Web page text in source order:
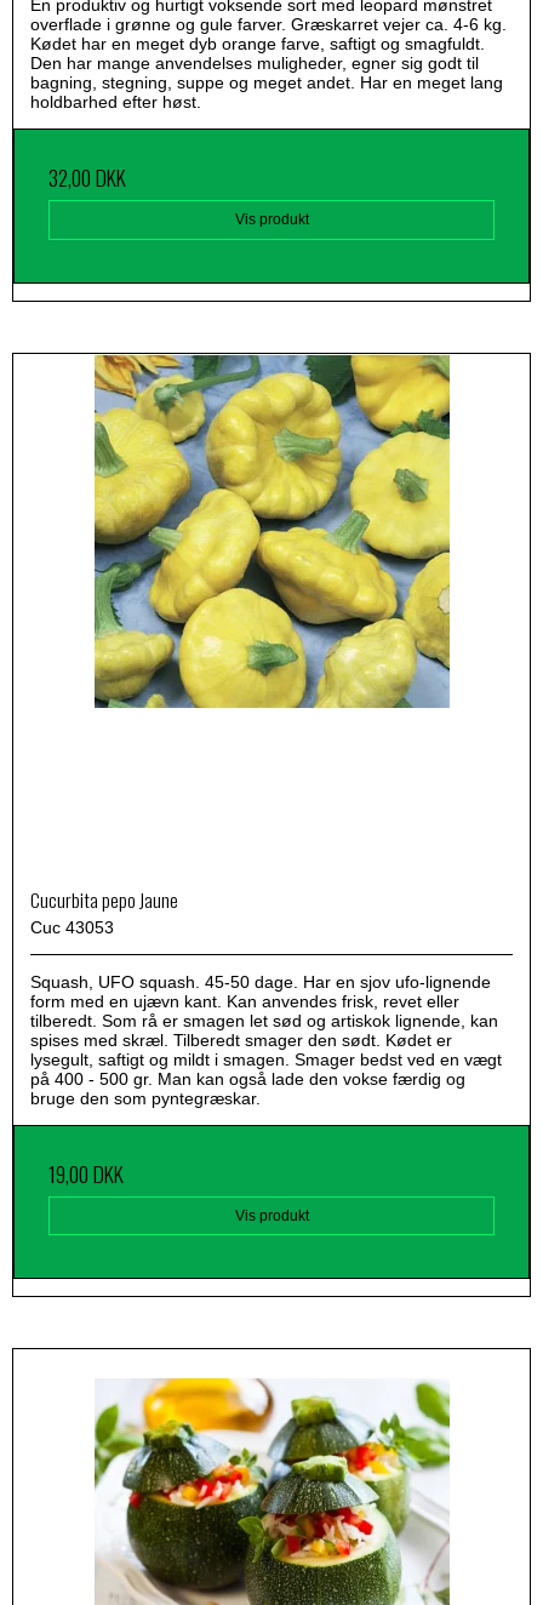
En produktiv og hurtigt voksende sort med leopard mønstret
overflade i grønne og gule farver. Græskarret vejer ca. 4-6 kg.
Kødet har en meget dyb orange farve, saftigt og smagfuldt.
Den har mange anvendelses muligheder, egner sig godt til
bagning, stegning, suppe og meget andet. Har en meget lang
holdbarhed efter høst.
32,00 DKK
Vis produkt
Cucurbita pepo Jaune
Cuc 43053
Squash, UFO squash. 45-50 dage. Har en sjov ufo-lignende
form med en ujævn kant. Kan anvendes frisk, revet eller
tilberedt. Som rå er smagen let sød og artiskok lignende, kan
spises med skræl. Tilberedt smager den sødt. Kødet er
lysegult, saftigt og mildt i smagen. Smager bedst ved en vægt
på 400 - 500 gr. Man kan også lade den vokse færdig og
bruge den som pyntegræskar.
19,00 DKK
Vis produkt